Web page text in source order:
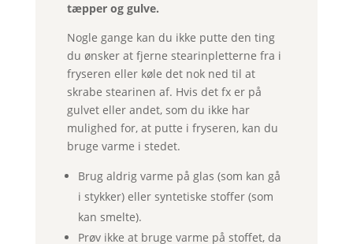
tæpper og gulve.
Nogle gange kan du ikke putte den ting
du ønsker at fjerne stearinpletterne fra i
fryseren eller køle det nok ned til at
skrabe stearinen af. Hvis det fx er på
gulvet eller andet, som du ikke har
mulighed for, at putte i fryseren, kan du
bruge varme i stedet.
Brug aldrig varme på glas (som kan gå
i stykker) eller syntetiske stoffer (som
kan smelte).
Prøv ikke at bruge varme på stoffet, da